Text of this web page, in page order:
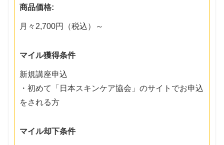
商品価格:
月々2,700円（税込）～
マイル獲得条件
新規講座申込
・初めて「日本スキンケア協会」のサイトでお申込
をされる方
マイル却下条件